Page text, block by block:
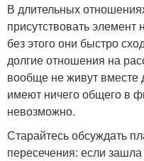
В длительных
присутствовать
без этого они быстро
долгие отношения на
вообще не живут
имеют ничего общего в
невозможно.
Старайтесь обсуждать
пересечения: если